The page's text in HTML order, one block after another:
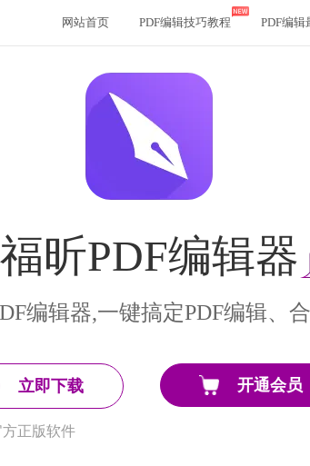
网站首页 PDF编辑技巧教程 PDF编辑
福昕PDF编辑器
编辑器,一键搞定PDF编辑、
立即下载
方正版软件
开通会员